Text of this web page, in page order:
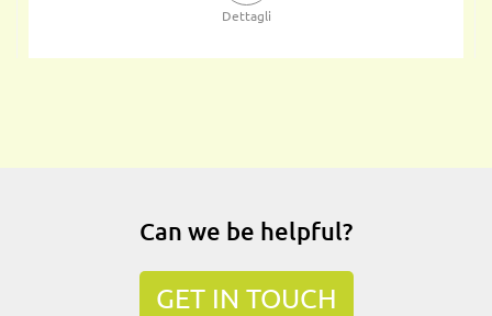
Dettagli
Can we be helpful?
GET IN TOUCH